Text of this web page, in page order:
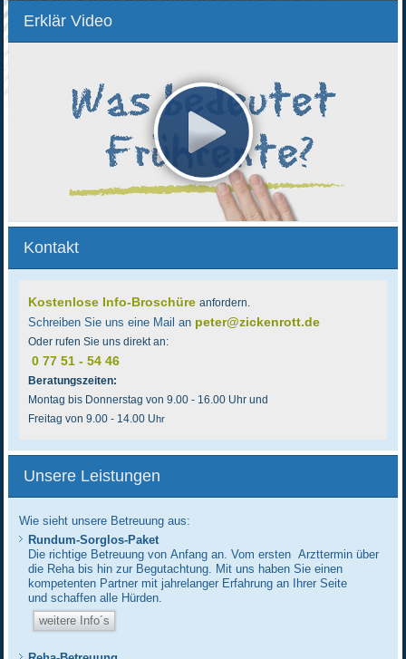
Erklär Video
Kontakt
Kostenlose Info-Broschüre anfordern.
Schreiben Sie uns eine Mail an peter@zickenrott.de
Oder rufen Sie uns direkt an:
0 77 51 - 54 46
Beratungszeiten:
Montag bis Donnerstag von9.00 - 16.00 Uhr und
Freitag von 9.00 - 14.00 Uhr
Unsere Leistungen
Wie sieht unsere Betreuung aus:
Rundum-Sorglos-Paket
Die richtige Betreuung von Anfang an. Vom ersten Arzttermin über
die Reha bis hin zur Begutachtung. Mit uns haben Sie einen
kompetenten Partner mit jahrelanger Erfahrung an Ihrer Seite
undschaffen alle Hürden.
weitere Info´s